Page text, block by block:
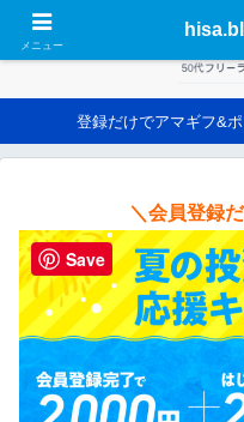
登録だけでアマギフ&
＼会員登録
メニュー
Save